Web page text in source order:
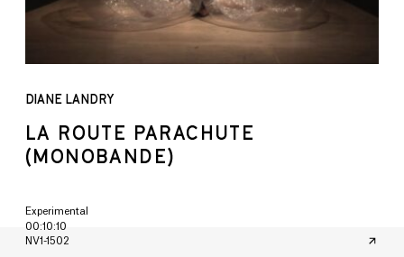
DIANE LANDRY
LA ROUTE PARACHUTE
(MONOBANDE)
Experimental
00:10:10
NV1-1502